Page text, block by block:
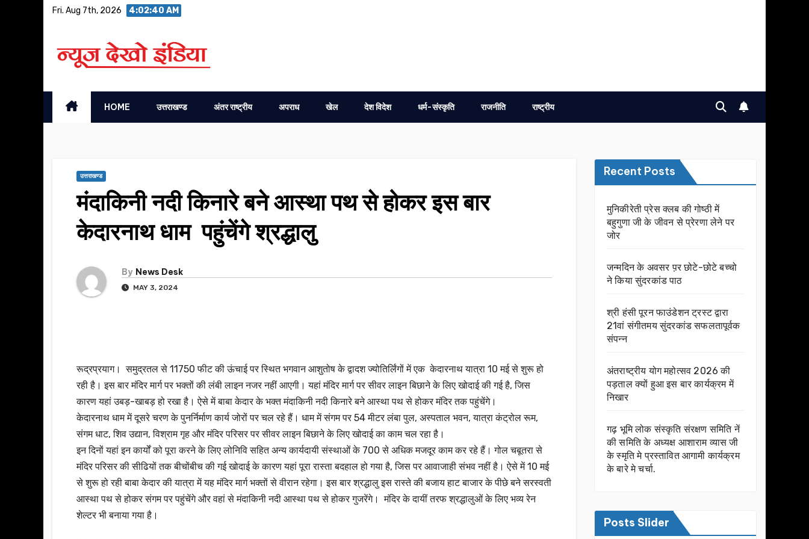
Fri. Aug 7th, 2026 4:02:41 AM
HOME उत्तराखण्ड अंतर राष्ट्रीय अपराध खेल देश विदेश धर्म-संस्कृति राजनीति राष्ट्रीय
उत्तराखण्ड
मंदाकिनी नदी किनारे बने आस्था पथ से होकर इस बार
केदारनाथ धाम पहुंचेंगे श्रद्धालु
By News Desk
MAY 3, 2024
रूद्रप्रयाग। समुद्रतल से 11750 फीट की ऊंचाई पर स्थित भगवान आशुतोष के द्वादश ज्योतिर्लिंगों में एक केदारनाथ यात्रा 10 मई से शुरू हो
रही है। इस बार मंदिर मार्ग पर भक्तों की लंबी लाइन नजर नहीं आएगी। यहां मंदिर मार्ग पर सीवर लाइन बिछाने के लिए खोदाई की गई है, जिस
कारण यहां उबड़-खाबड़ हो रखा है। ऐसे में बाबा केदार के भक्त मंदाकिनी नदी किनारे बने आस्था पथ से होकर मंदिर तक पहुंचेंगे।
केदारनाथ धाम में दूसरे चरण के पुनर्निर्माण कार्य जोरों पर चल रहे हैं। धाम में संगम पर 54 मीटर लंबा पुल, अस्पताल भवन, यात्रा कंट्रोल रूम,
संगम धाट, शिव उद्यान, विश्राम गृह और मंदिर परिसर पर सीवर लाइन बिछाने के लिए खोदाई का काम चल रहा है।
इन दिनों यहां इन कार्यों को पूरा करने के लिए लोनिवि सहित अन्य कार्यदायी संस्थाओं के 700 से अधिक मजदूर काम कर रहे हैं। गोल चबूतरा से
मंदिर परिसर की सीढियों तक बीचोंबीच की गई खोदाई के कारण यहां पूरा रास्ता बदहाल हो गया है, जिस पर आवाजाही संभव नहीं है। ऐसे में 10 मई
से शुरू हो रही बाबा केदार की यात्रा में यह मंदिर मार्ग भक्तों से वीरान रहेगा। इस बार श्रद्धालु इस रास्ते की बजाय हाट बाजार के पीछे बने सरस्वती
आस्था पथ से होकर संगम पर पहुंचेंगे और वहां से मंदाकिनी नदी आस्था पथ से होकर गुजरेंगे। मंदिर के दायीं तरफ श्रद्धालुओं के लिए भव्य रेन
शेल्टर भी बनाया गया है।
Recent Posts
मुनिकीरेती प्रेस क्लब की गोष्ठी में
बहुगुणा जी के जीवन से प्रेरणा लेने पर
जोर
जन्मदिन के अवसर प़र छोटे-छोटे बच्चो
ने किया सुंदरकांड पाठ
श्री हंसी पूरन फाउंडेशन ट्रस्ट द्वारा
21वां संगीतमय सुंदरकांड सफलतापूर्वक
संपन्न
अंतराष्ट्रीय योग महोत्सव 2026 की
पड़ताल क्यों हुआ इस बार कार्यक्रम में
निखार
गढ़ भूमि लोक संस्कृति संरक्षण समिति नें
की समिति के अध्यक्ष आशाराम व्यास जी
के स्मृति मे प्रस्तावित आगामी कार्यक्रम
के बारे मे चर्चा.
Posts Slider